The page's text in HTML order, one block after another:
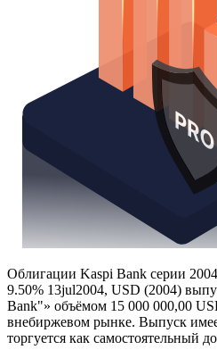
Облигации Kaspi Bank серии